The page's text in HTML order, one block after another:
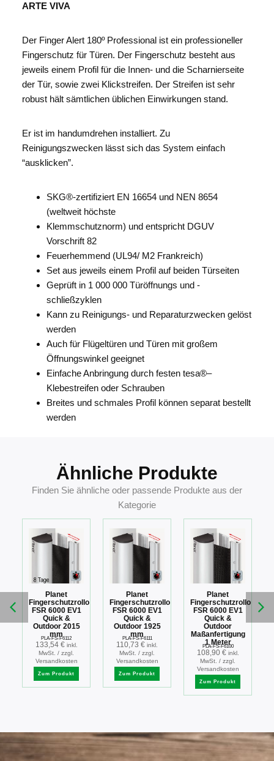
ARTE VIVA
Der Finger Alert 180º Professional ist ein professioneller
Fingerschutz für Türen. Der Fingerschutz besteht aus
jeweils einem Profil für die Innen- und die Scharnierseite
der Tür, sowie zwei Klickstreifen. Der Streifen ist sehr
robust hält sämtlichen üblichen Einwirkungen stand.
Er ist im handumdrehen installiert. Zu
Reinigungszwecken lässt sich das System einfach
“ausklicken”.
SKG®-zertifiziert EN 16654 und NEN 8654
(weltweit höchste
Klemmschutznorm) und entspricht DGUV
Vorschrift 82
Feuerhemmend (UL94/ M2 Frankreich)
Set aus jeweils einem Profil auf beiden Türseiten
Geprüft in 1 000 000 Türöffnungs und -
schließzyklen
Kann zu Reinigungs- und Reparaturzwecken gelöst
werden
Auch für Flügeltüren und Türen mit großem
Öffnungswinkel geeignet
Einfache Anbringung durch festen tesa®–
Klebestreifen oder Schrauben
Breites und schmales Profil können separat bestellt
werden
Ähnliche Produkte
Finden Sie ähnliche oder passende Produkte aus der
Kategorie
Planet
Fingerschutzrollo
FSR 6000 EV1
Quick &
Outdoor 2015
mm
PLA-FS-F6112
133,54 € inkl.
MwSt. / zzgl.
Versandkosten
Zum Produkt
Planet
Fingerschutzrollo
FSR 6000 EV1
Quick &
Outdoor 1925
mm
PLA-FS-F6111
110,73 € inkl.
MwSt. / zzgl.
Versandkosten
Zum Produkt
Planet
Fingerschutzrollo
FSR 6000 EV1
Quick &
Outdoor
Maßanfertigung
1 Meter
PLA-FS-F6100
108,90 € inkl.
MwSt. / zzgl.
Versandkosten
Zum Produkt